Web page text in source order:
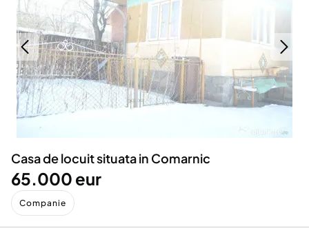
Servicii
Animale de companie
Afaceri și echipamente profesionale
Inchiriere Bunuri si Vehicule
Utilaje agricole si industriale
Piese auto si accesorii
Dacia Duster
Casa de locuit situata in Comarnic
65.000 eur
Companie